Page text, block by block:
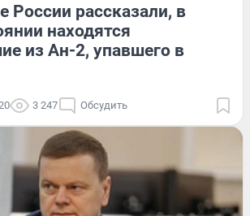
России рассказали, в
находятся
из Ан-2, упавшего в
3 247 Обсудить